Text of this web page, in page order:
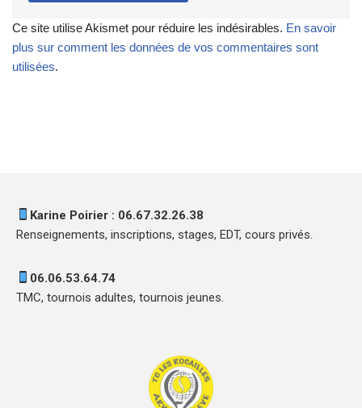
Ce site utilise Akismet pour réduire les indésirables. En savoir
plus sur comment les données de vos commentaires sont
utilisées.
Karine Poirier : 06.67.32.26.38
Renseignements, inscriptions, stages, EDT, cours privés.
06.06.53.64.74
TMC, tournois adultes, tournois jeunes.